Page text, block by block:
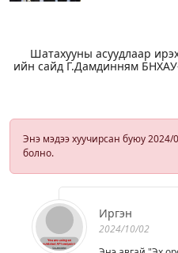
Шатахууны асуудлаар
ийн сайд Г.Дамдинням
Энэ мэдээ хуучирсан буюу
болно.
Иргэн
2024/10/02